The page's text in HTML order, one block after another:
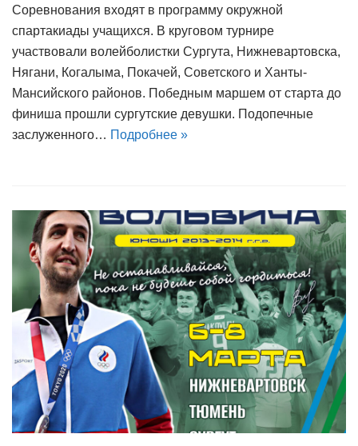
Соревнования входят в программу окружной
спартакиады учащихся. В круговом турнире
участвовали волейболистки Сургута, Нижневартовска,
Нягани, Когалыма, Покачей, Советского и Ханты-
Мансийского районов. Победным маршем от старта до
финиша прошли сургутские девушки. Подопечные
заслуженного… Подробнее »